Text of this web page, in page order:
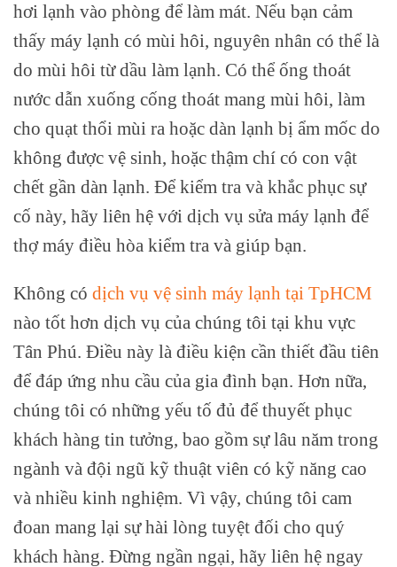
hơi lạnh vào phòng để làm mát. Nếu bạn cảm
thấy máy lạnh có mùi hôi, nguyên nhân có thể là
do mùi hôi từ dầu làm lạnh. Có thể ống thoát
nước dẫn xuống cống thoát mang mùi hôi, làm
cho quạt thổi mùi ra hoặc dàn lạnh bị ẩm mốc do
không được vệ sinh, hoặc thậm chí có con vật
chết gần dàn lạnh. Để kiểm tra và khắc phục sự
cố này, hãy liên hệ với dịch vụ sửa máy lạnh để
thợ máy điều hòa kiểm tra và giúp bạn.
Không có dịch vụ vệ sinh máy lạnh tại TpHCM
nào tốt hơn dịch vụ của chúng tôi tại khu vực
Tân Phú. Điều này là điều kiện cần thiết đầu tiên
để đáp ứng nhu cầu của gia đình bạn. Hơn nữa,
chúng tôi có những yếu tố đủ để thuyết phục
khách hàng tin tưởng, bao gồm sự lâu năm trong
ngành và đội ngũ kỹ thuật viên có kỹ năng cao
và nhiều kinh nghiệm. Vì vậy, chúng tôi cam
đoan mang lại sự hài lòng tuyệt đối cho quý
khách hàng. Đừng ngần ngại, hãy liên hệ ngay